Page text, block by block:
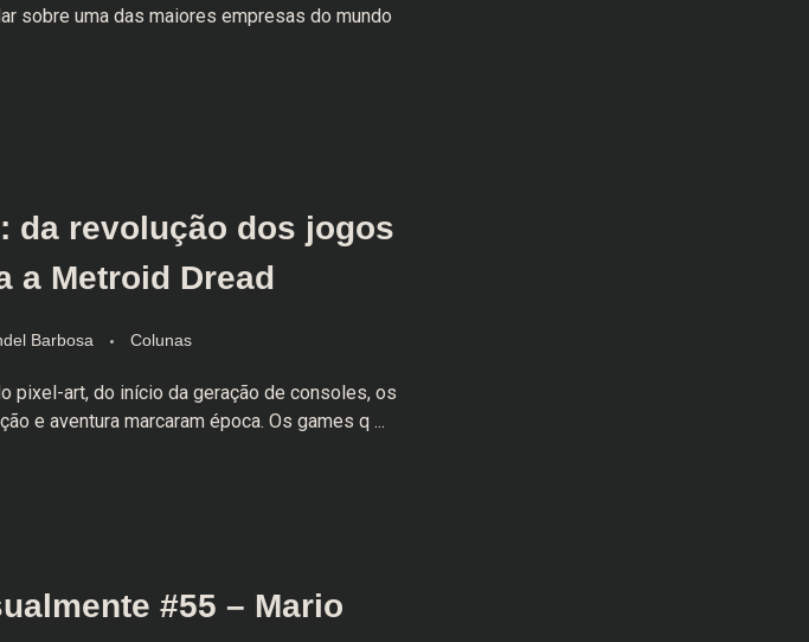
sobre uma das maiores empresas do mundo
da revolução dos jogos
a Metroid Dread
Barbosa Colunas
pixel-art, do início da geração de consoles, os
e aventura marcaram época. Os games q ...
#55 – Mario